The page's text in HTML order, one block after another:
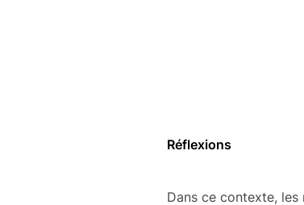
Réflexions
Dans ce contexte,